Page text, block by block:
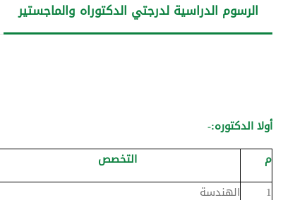
الرسوم الدراسية لدرجتي الدكتوراه والماجستير
أولا الدكتوره:-
م
التخصص
1
الهندسة